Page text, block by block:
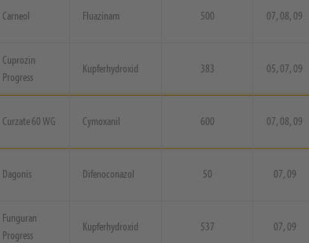
Carneol Fluazinam 500 07, 08, 09
Cuprozin
Progress
Kupferhydroxid 383 05, 07, 09
Curzate 60 WG Cymoxanil 600 07, 08, 09
Dagonis Difenoconazol 50 07, 09
Funguran
Progress
Kupferhydroxid 537 07, 09